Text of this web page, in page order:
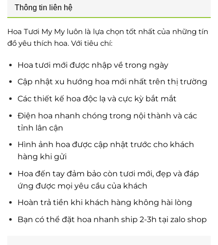
Thông tin liên hệ
Hoa Tươi My My luôn là lựa chọn tốt nhất của những tín
đồ yêu thích hoa. Với tiêu chí:
Hoa tươi mới được nhập về trong ngày
Cập nhật xu hướng hoa mới nhất trên thị trường
Các thiết kế hoa độc lạ và cực kỳ bắt mắt
Điện hoa nhanh chóng trong nội thành và các
tỉnh lân cận
Hình ảnh hoa được cập nhật trước cho khách
hàng khi gửi
Hoa đến tay đảm bảo còn tươi mới, đẹp và đáp
ứng được mọi yêu cầu của khách
Hoàn trả tiền khi khách hàng không hài lòng
Bạn có thể đặt hoa nhanh ship 2-3h tại zalo shop